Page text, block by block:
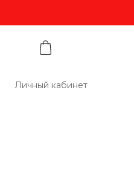
Личный кабинет